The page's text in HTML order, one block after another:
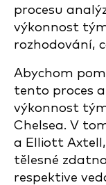
procesu
výkonnost
rozhodování,
Abychom
tento proces
výkonnost
Chelsea. V
a Elliott
tělesné
respektive